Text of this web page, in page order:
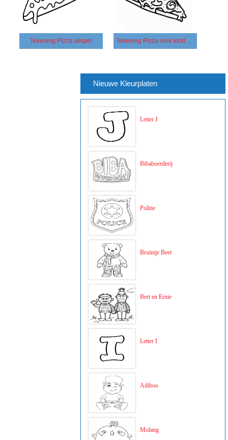
Tekening Pizza simpel Tekening Pizza voor kinderen
Nieuwe Kleurplaten
Letter J
Bibaboerderij
Politie
Bruintje Beer
Bert en Ernie
Letter I
Adiboo
Molang